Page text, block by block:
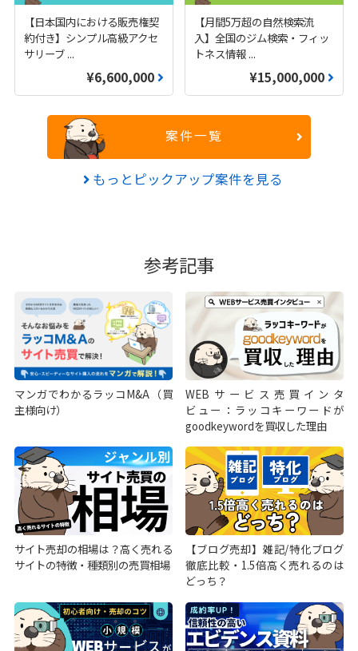
【日本国内における販売権契
約付き】シンプル高級アクセ
サリーブ ...
¥6,600,000
【月間5万超の自然検索流
入】全国のジム検索・フィッ
トネス情報 ...
¥15,000,000
案件一覧
もっとピックアップ案件を見る
参考記事
マンガでわかるラッコM&A（買
主様向け）
WEBサービス売買インタ
ビュー：ラッコキーワードが
goodkeywordを買収した理由
サイト売却の相場は？高く売れる
サイトの特徴・種類別の売買相場
【ブログ売却】雑記/特化ブログ
徹底比較・1.5倍高く売れるのは
どっち？